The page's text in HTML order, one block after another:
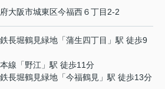
大阪市城東区今福西６丁目2-2
長堀鶴見緑地 「蒲生四丁目 」駅 徒歩9
線 「野江 」駅 徒歩11分
長堀鶴見緑地 「今福鶴見 」駅 徒歩13分